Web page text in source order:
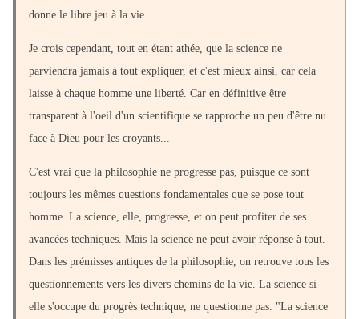
donne le libre jeu à la vie.
Je crois cependant, tout en étant athée, que la science ne
parviendra jamais à tout expliquer, et c'est mieux ainsi, car cela
laisse à chaque homme une liberté. Car en définitive être
transparent à l'oeil d'un scientifique se rapproche un peu d'être nu
face à Dieu pour les croyants...
C'est vrai que la philosophie ne progresse pas, puisque ce sont
toujours les mêmes questions fondamentales que se pose tout
homme. La science, elle, progresse, et on peut profiter de ses
avancées techniques. Mais la science ne peut avoir réponse à tout.
Dans les prémisses antiques de la philosophie, on retrouve tous les
questionnements vers les divers chemins de la vie. La science si
elle s'occupe du progrès technique, ne questionne pas. "La science